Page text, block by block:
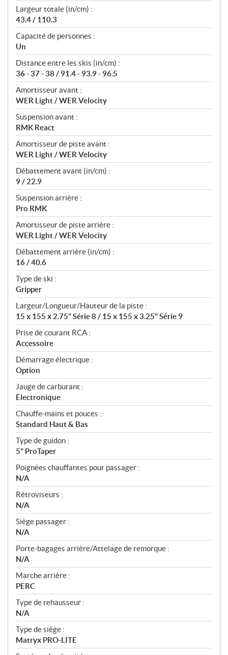
Largeur totale (in/cm) :
43.4 / 110.3
Capacité de personnes :
Un
Distance entre les skis (in/cm) :
36 - 37 - 38 / 91.4 - 93.9 - 96.5
Amortisseur avant :
WER Light / WER Velocity
Suspension avant :
RMK React
Amortisseur de piste avant :
WER Light / WER Velocity
Débattement avant (in/cm) :
9 / 22.9
Suspension arrière :
Pro RMK
Amortisseur de piste arrière :
WER Light / WER Velocity
Débattement arrière (in/cm) :
16 / 40.6
Type de ski :
Gripper
Largeur/Longueur/Hauteur de la piste :
15 x 155 x 2.75" Série 8 / 15 x 155 x 3.25" Série 9
Prise de courant RCA :
Accessoire
Démarrage électrique :
Option
Jauge de carburant :
Électronique
Chauffe-mains et pouces :
Standard Haut & Bas
Type de guidon :
5" ProTaper
Poignées chauffantes pour passager :
N/A
Rétroviseurs :
N/A
Siège passager :
N/A
Porte-bagages arrière/Attelage de remorque :
N/A
Marche arrière :
PERC
Type de rehausseur :
N/A
Type de siège :
Matryx PRO-LITE